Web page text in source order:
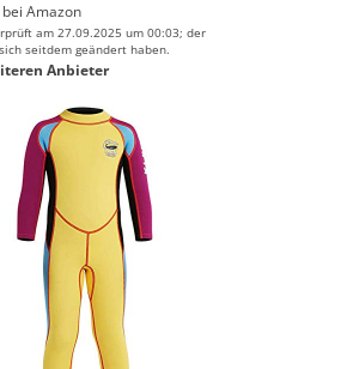
Amazon
am 27.09.2025 um 00:03; der
seitdem geändert haben.
Anbieter